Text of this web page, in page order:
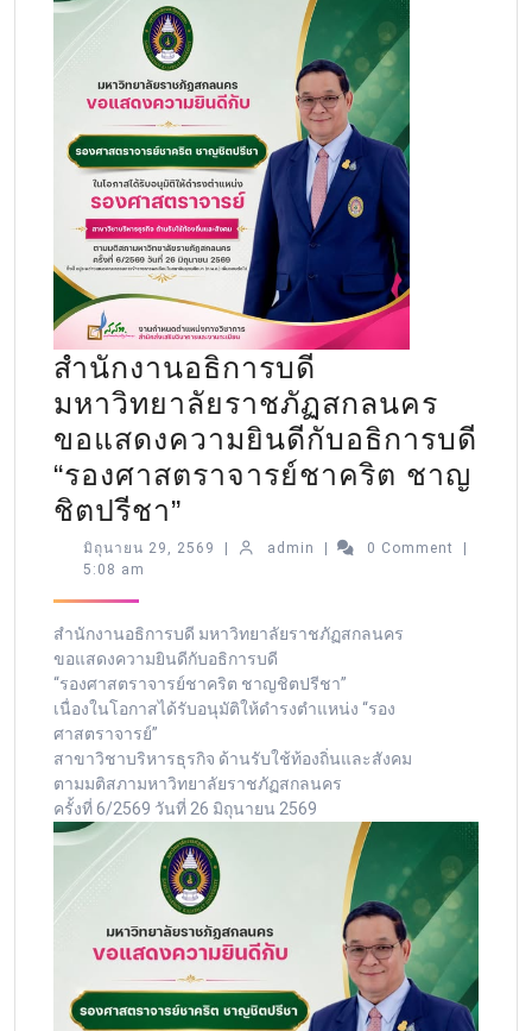
สำนักงานอธิการบดี
มหาวิทยาลัยราชภัฏสกลนคร
ขอแสดงความยินดีกับอธิการบดี
“รองศาสตราจารย์ชาคริต ชาญ
ชิตปรีชา”
มิถุนายน 29, 2569 | admin | 0 Comment
|
5:08 am
สำนักงานอธิการบดี มหาวิทยาลัยราชภัฏสกลนคร
ขอแสดงความยินดีกับอธิการบดี
“รองศาสตราจารย์ชาคริต ชาญชิตปรีชา”
เนื่องในโอกาสได้รับอนุมัติให้ดำรงตำแหน่ง “รอง
ศาสตราจารย์”
สาขาวิชาบริหารธุรกิจ ด้านรับใช้ท้องถิ่นและสังคม
ตามมติสภามหาวิทยาลัยราชภัฏสกลนคร
ครั้งที่ 6/2569 วันที่ 26 มิถุนายน 2569